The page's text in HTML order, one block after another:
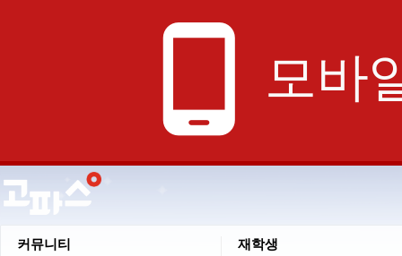
phone_android 모바
커뮤니티 재학생